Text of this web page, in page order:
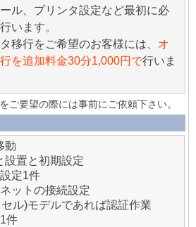
ル、プリンタ設定など最初に必
います。
移行をご希望のお客様には、 オ
を追加料金30分1,000円で行いま
ご要望の際には事前にご依頼下さい。
動
設置と初期設定
定1件
ットの接続設定
ル)モデルであれば認証作業
件